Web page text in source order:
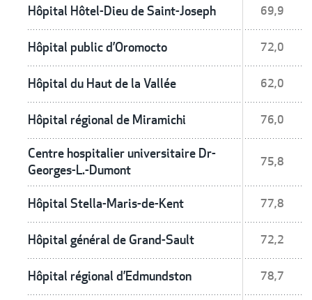
Hôpital Hôtel-Dieu de Saint-Joseph 69,9
Hôpital public d’Oromocto 72,0
Hôpital du Haut de la Vallée 62,0
Hôpital régional de Miramichi 76,0
Centre hospitalier universitaire Dr-
Georges-L.-Dumont
75,8
Hôpital Stella-Maris-de-Kent 77,8
Hôpital général de Grand-Sault 72,2
Hôpital régional d’Edmundston 78,7